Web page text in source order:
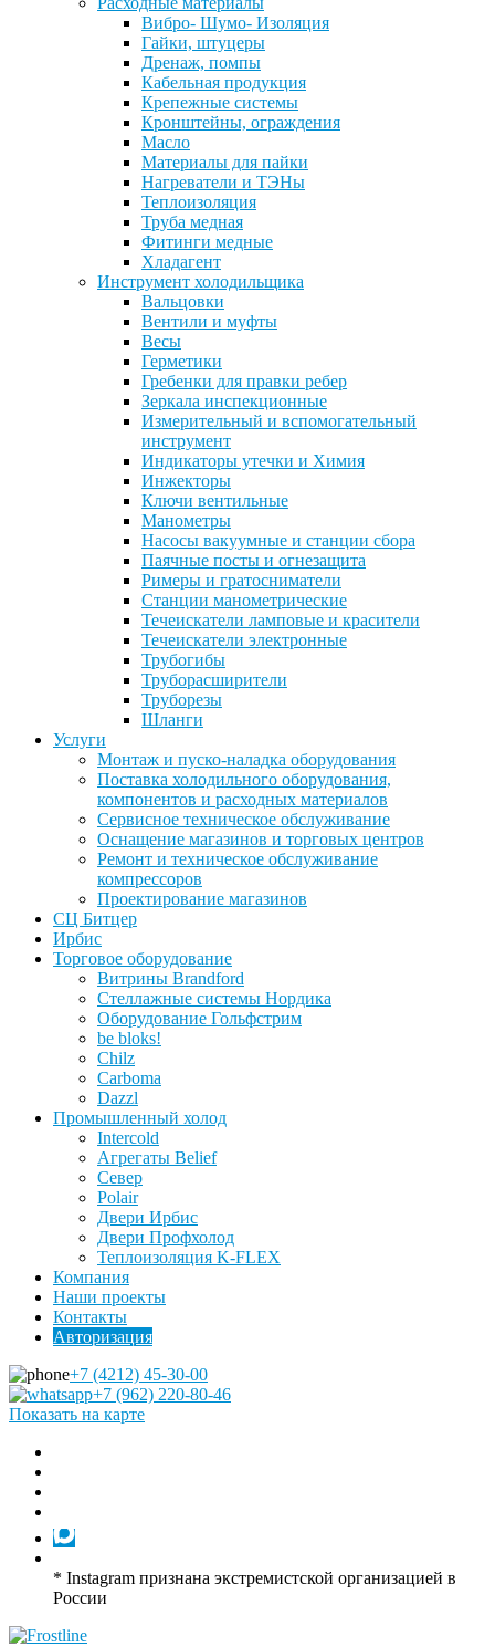
Вибро- Шумо- Изоляция
Гайки, штуцеры
Дренаж, помпы
Кабельная продукция
Крепежные системы
Кронштейны, ограждения
Масло
Материалы для пайки
Нагреватели и ТЭНы
Теплоизоляция
Труба медная
Фитинги медные
Хладагент
Инструмент холодильщика
Вальцовки
Вентили и муфты
Весы
Герметики
Гребенки для правки ребер
Зеркала инспекционные
Измерительный и вспомогательный
инструмент
Индикаторы утечки и Химия
Инжекторы
Ключи вентильные
Манометры
Насосы вакуумные и станции сбора
Паячные посты и огнезащита
Римеры и гратосниматели
Станции манометрические
Течеискатели ламповые и красители
Течеискатели электронные
Трубогибы
Труборасширители
Труборезы
Шланги
Услуги
Монтаж и пуско-наладка оборудования
Поставка холодильного оборудования,
компонентов и расходных материалов
Сервисное техническое обслуживание
Оснащение магазинов и торговых центров
Ремонт и техническое обслуживание
компрессоров
Проектирование магазинов
СЦ Битцер
Ирбис
Торговое оборудование
Витрины Brandford
Стеллажные системы Нордика
Оборудование Гольфстрим
be bloks!
Chilz
Carboma
Dazzl
Промышленный холод
Intercold
Агрегаты Belief
Север
Polair
Двери Ирбис
Двери Профхолод
Теплоизоляция K-FLEX
Компания
Наши проекты
Контакты
Авторизация
+7 (4212) 45-30-00
+7 (962) 220-80-46
Показать на карте
* Instagram признана экстремистской организацией в
России